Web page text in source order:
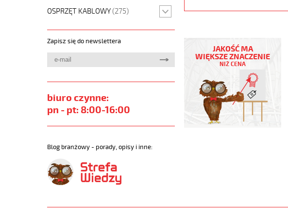
OSPRZĘT KABLOWY (275)
Zapisz się do newslettera
biuro czynne:
pn - pt: 8:00-16:00
Blog branżowy - porady, opisy i inne:
PURÖ-
Kabel
elastyczny
300/500V
pur,ekran,szary,olejoodp
c-
JAKOŚĆ MA
WIĘKSZE ZNACZENIE
NIŻ CENA